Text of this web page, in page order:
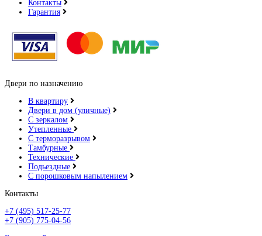
Контакты
Гарантия
Двери по назначению
В квартиру
Двери в дом (уличные)
С зеркалом
Утепленные
С терморазрывом
Тамбурные
Технические
Подьездные
С порошковым напылением
Контакты
+7 (495) 517-25-77
+7 (905) 775-04-56